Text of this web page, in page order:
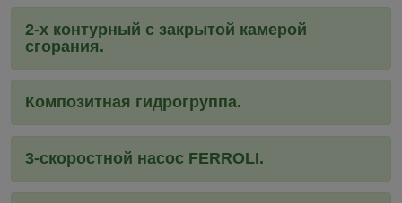
2-х контурный с закрытой камерой
сгорания.
Композитная гидрогруппа.
3-скоростной насос FERROLI.